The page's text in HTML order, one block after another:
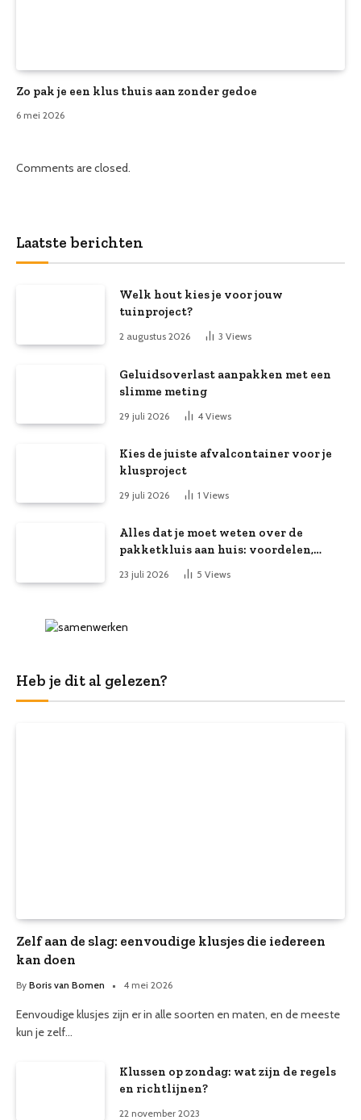
Zo pak je een klus thuis aan zonder gedoe
6 mei 2026
Comments are closed.
Laatste berichten
Welk hout kies je voor jouw
tuinproject?
2 augustus 2026 3 Views
Geluidsoverlast aanpakken met een
slimme meting
29 juli 2026 4 Views
Kies de juiste afvalcontainer voor je
klusproject
29 juli 2026 1 Views
Alles dat je moet weten over de
pakketkluis aan huis: voordelen,
kooptips en belang
23 juli 2026 5 Views
Heb je dit al gelezen?
Zelf aan de slag: eenvoudige klusjes die iedereen
kan doen
By Boris van Bomen 4 mei 2026
Eenvoudige klusjes zijn er in alle soorten en maten, en de meeste
kun je zelf…
Klussen op zondag: wat zijn de regels
en richtlijnen?
22 november 2023